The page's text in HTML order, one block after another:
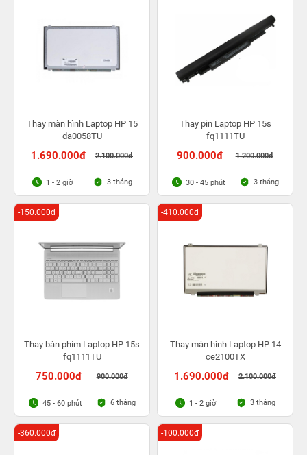
Thay màn hình Laptop HP 15
da0058TU
1.690.000đ 2.100.000đ
1 - 2 giờ 3 tháng
Thay pin Laptop HP 15s
fq1111TU
900.000đ 1.200.000đ
30 - 45 phút 3 tháng
Thay bàn phím Laptop HP 15s
fq1111TU
750.000đ 900.000đ
-150.000đ
45 - 60 phút 6 tháng
Thay màn hình Laptop HP 14
ce2100TX
1.690.000đ 2.100.000đ
-410.000đ
1 - 2 giờ 3 tháng
-360.000đ -100.000đ